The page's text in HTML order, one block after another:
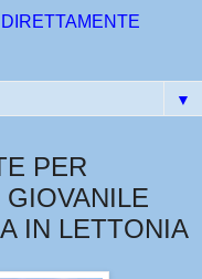
▼
PER
IN LETTONIA